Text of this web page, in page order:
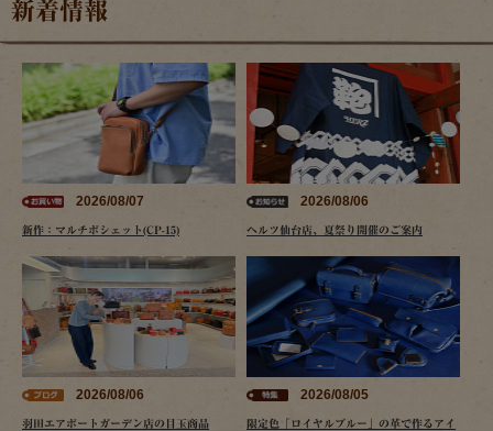
新着情報
2026/08/07
新作：マルチポシェット(CP-15)
2026/08/06
ヘルツ仙台店、夏祭り開催のご案内
2026/08/06
羽田エアポートガーデン店の目玉商品
2026/08/05
限定色「ロイヤルブルー」の革で作るアイ